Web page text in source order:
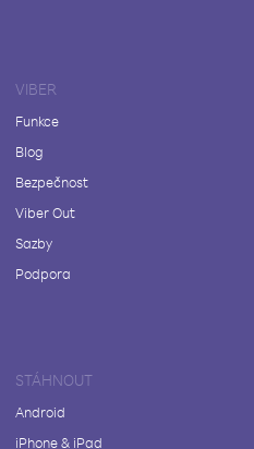
VIBER
Funkce
Blog
Bezpečnost
Viber Out
Sazby
Podpora
STÁHNOUT
Android
iPhone & iPad